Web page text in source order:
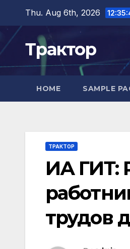
content
Thu. Aug 6th, 2026
Трактор
HOME SAMPLE
ТРАКТОР
ИА ГИТ:
трудов